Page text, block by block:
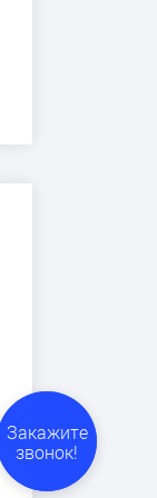
Закажите
звонок!